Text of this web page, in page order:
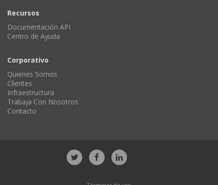
Recursos
Documentación API
Centro de Ayuda
Corporativo
Quienes Somos
Clientes
Infraestructura
Trabaja Con Nosotros
Contacto